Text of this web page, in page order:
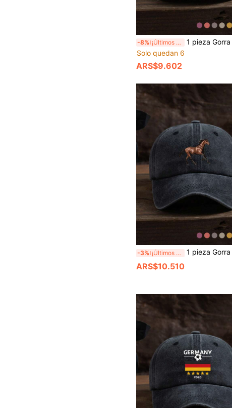
-8% ¡Últimos 3 días
1 pieza Gorra de béisbol unisex casual y de moda para uso diario con impresión de 3 balones de fútbol de la Copa
Solo quedan 6
ARS$9.602
-3% ¡Últimos 2 días 1 pieza Gorra de béisbol ajustable con estampado personalizado de letras & país para deportes al aire libre y uso
ARS$10.510